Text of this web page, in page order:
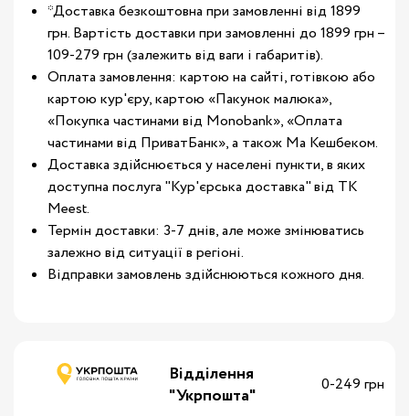
*Доставка безкоштовна при замовленні від 1899
грн. Вартість доставки при замовленні до 1899 грн –
109-279 грн (залежить від ваги і габаритів).
Оплата замовлення: картою на сайті, готівкою або
картою кур'єру, картою «Пакунок малюка»,
«Покупка частинами від Monobank», «Оплата
частинами від ПриватБанк», а також Ма Кешбеком.
Доставка здійснюється у населені пункти, в яких
доступна послуга "Кур'єрська доставка" від ТК
Meest.
Термін доставки: 3-7 днів, але може змінюватись
залежно від ситуації в регіоні.
Відправки замовлень здійснюються кожного дня.
Відділення
"Укрпошта"
0-249 грн